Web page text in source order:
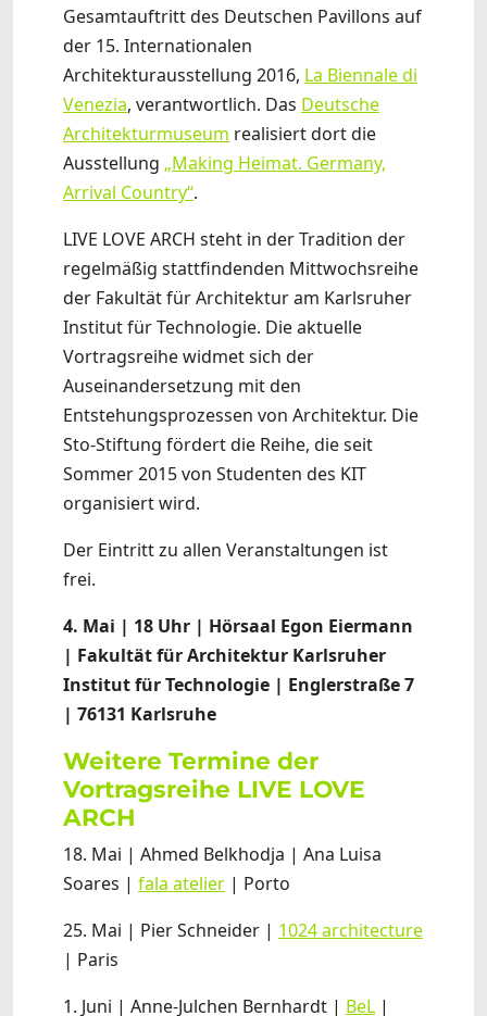
Gesamtauftritt des Deutschen Pavillons auf
der 15. Internationalen
Architekturausstellung 2016, La Biennale di
Venezia, verantwortlich. Das Deutsche
Architekturmuseum realisiert dort die
Ausstellung „Making Heimat. Germany,
Arrival Country“.
LIVE LOVE ARCH steht in der Tradition der
regelmäßig stattfindenden Mittwochsreihe
der Fakultät für Architektur am Karlsruher
Institut für Technologie. Die aktuelle
Vortragsreihe widmet sich der
Auseinandersetzung mit den
Entstehungsprozessen von Architektur. Die
Sto-Stiftung fördert die Reihe, die seit
Sommer 2015 von Studenten des KIT
organisiert wird.
Der Eintritt zu allen Veranstaltungen ist
frei.
4. Mai | 18 Uhr | Hörsaal Egon Eiermann
| Fakultät für Architektur Karlsruher
Institut für Technologie | Englerstraße 7
| 76131 Karlsruhe
Weitere Termine der
Vortragsreihe LIVE LOVE
ARCH
18. Mai | Ahmed Belkhodja | Ana Luisa
Soares | fala atelier | Porto
25. Mai | Pier Schneider | 1024 architecture
| Paris
1. Juni | Anne-Julchen Bernhardt | BeL |